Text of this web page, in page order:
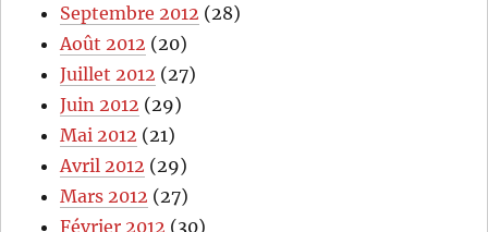
Septembre 2012 (28)
Août 2012 (20)
Juillet 2012 (27)
Juin 2012 (29)
Mai 2012 (21)
Avril 2012 (29)
Mars 2012 (27)
Février 2012 (30)